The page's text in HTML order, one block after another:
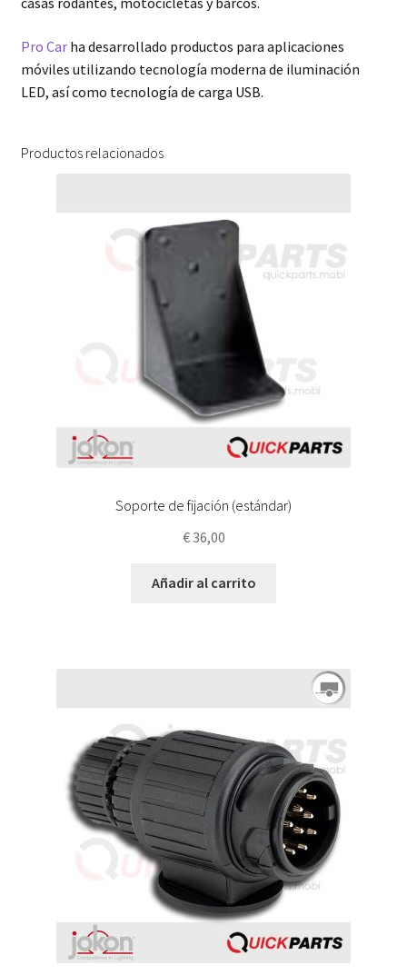
Pro Carha desarrollado productos para aplicaciones
móviles utilizando tecnología moderna de iluminación
LED, así como tecnología de carga USB.
Productos relacionados
Soporte de fijación (estándar)
€36,00
Añadir al carrito